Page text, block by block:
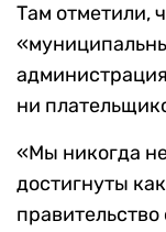
Там отметили,
ни
«Мы никогда
достигнуты
правительство